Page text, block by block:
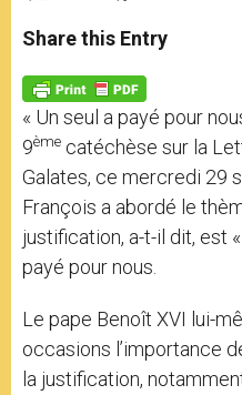
t
s
p
p
s
e
g
e
r
e
b
o
k
Share this Entry
« Un seul a payé pour
9ème catéchèse sur la
Galates, ce mercredi 29
François a abordé le
justification, a-t-il dit, est
payé pour nous.
Le pape Benoît XVI lui-
occasions l’importance
la justification,